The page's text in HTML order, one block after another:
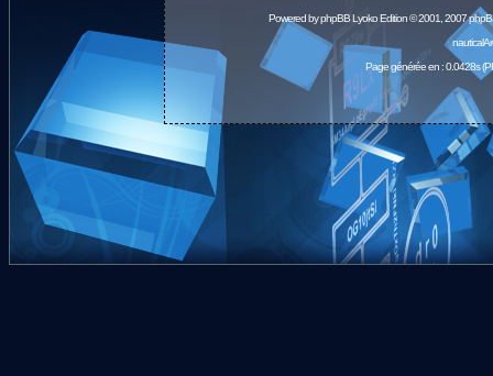
Powered byphpBBLyoko Edition © 2001, 2007
Page générée en : 0.0428s